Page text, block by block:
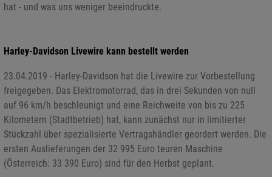
hat - und was uns weniger beeindruckte.
Harley-Davidson Livewire kann bestellt werden
23.04.2019 - Harley-Davidson hat die Livewire zur Vorbestellung
freigegeben. Das Elektromotorrad, das in drei Sekunden von null
auf 96 km/h beschleunigt und eine Reichweite von bis zu 225
Kilometern (Stadtbetrieb) hat, kann zunächst nur in limitierter
Stückzahl über spezialisierte Vertragshändler geordert werden. Die
ersten Auslieferungen der 32 995 Euro teuren Maschine
(Österreich: 33 390 Euro) sind für den Herbst geplant.